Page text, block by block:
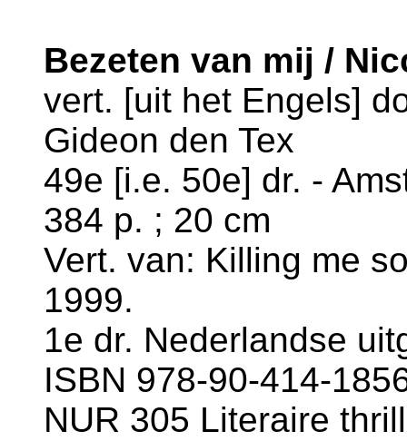
Bezeten van mĳ /
vert. [uit het Engels]
Gideon den Tex
49e [i.e. 50e] dr. -
384 p. ; 20 cm
Vert. van: Killing me
1999.
1e dr. Nederlandse
ISBN 978-90-414-
NUR 305 Literaire